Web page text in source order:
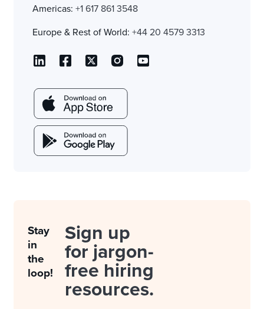
Americas: +1 617 861 3548
Europe & Rest of World: +44 20 4579 3313
Stay
in
the
loop!
Sign up
for jargon-
free hiring
resources.